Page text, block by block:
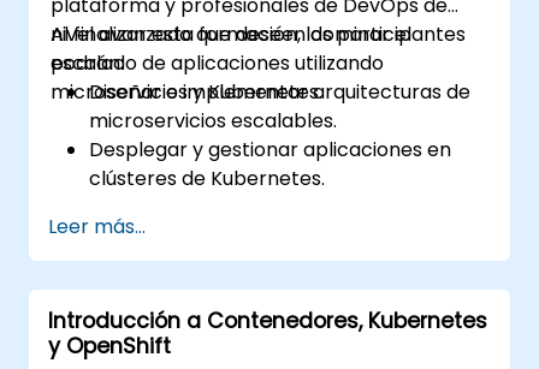
nivel avanzado que deseen dominar el
escalado de aplicaciones utilizando
microservicios y Kubernetes.
Al finalizar esta formación, los participantes
podrán:
Diseñar e implementar arquitecturas de
microservicios escalables.
Desplegar y gestionar aplicaciones en
clústeres de Kubernetes.
eficiente de servicios.
Monitorear y mantener la salud de los
microservicios en producción.
Aplicar las mejores prácticas de
seguridad y cumplimiento en un entorno
Leer más...
Introducción a Contenedores, Kubernetes
y OpenShift